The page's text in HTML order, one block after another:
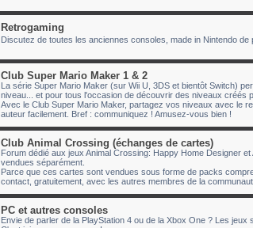
Retrogaming
Discutez de toutes les anciennes consoles, made in Nintendo de
Club Super Mario Maker 1 & 2
La série Super Mario Maker (sur Wii U, 3DS et bientôt Switch)
niveau... et pour tous l'occasion de découvrir des niveaux créés
Avec le Club Super Mario Maker, partagez vos niveaux avec le
auteur facilement. Bref : communiquez ! Amusez-vous bien !
Club Animal Crossing (échanges de cartes)
Forum dédié aux jeux Animal Crossing: Happy Home Designer
vendues séparément.
Parce que ces cartes sont vendues sous forme de packs
contact, gratuitement, avec les autres membres de la
PC et autres consoles
Envie de parler de la PlayStation 4 ou de la Xbox One ? Les